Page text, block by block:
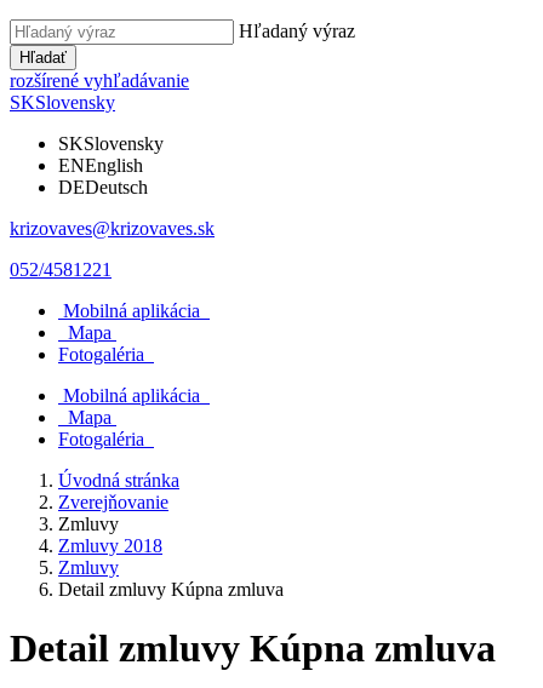
Hľadaný výraz
Hľadať
rozšírené vyhľadávanie
SKSlovensky
SKSlovensky
ENEnglish
DEDeutsch
krizovaves@krizovaves.sk
052/4581221
Mobilná aplikácia
Mapa
Fotogaléria
Mobilná aplikácia
Mapa
Fotogaléria
Úvodná stránka
Zverejňovanie
Zmluvy
Zmluvy 2018
Zmluvy
Detail zmluvy Kúpna zmluva
Detail zmluvy Kúpna zmluva